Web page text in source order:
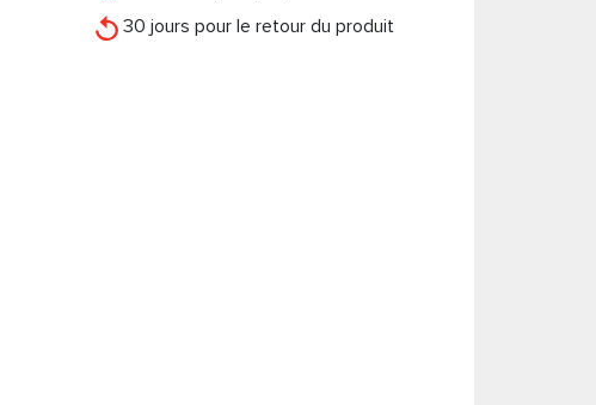
30 jours pour le retour du produit